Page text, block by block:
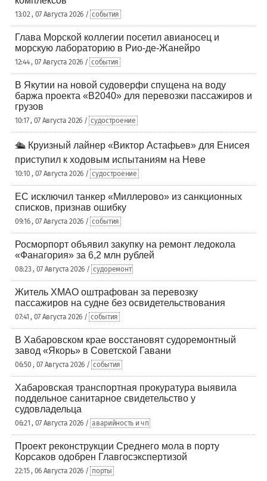
13:02 , 07 Августа 2026 / события
Глава Морской коллегии посетил авианосец и
морскую лабораторию в Рио-де-Жанейро
12:44 , 07 Августа 2026 / события
В Якутии на новой судоверфи спущена на воду
баржа проекта «В2040» для перевозки пассажиров и
грузов
10:17 , 07 Августа 2026 / судостроение
🛳️ Круизный лайнер «Виктор Астафьев» для Енисея
приступил к ходовым испытаниям на Неве
10:10 , 07 Августа 2026 / судостроение
ЕС исключил танкер «Миллерово» из санкционных
списков, признав ошибку
09:16 , 07 Августа 2026 / события
Росморпорт объявил закупку на ремонт ледокола
«Фанагория» за 6,2 млн рублей
08:23 , 07 Августа 2026 / судоремонт
Житель ХМАО оштрафован за перевозку
пассажиров на судне без освидетельствования
07:41 , 07 Августа 2026 / события
В Хабаровском крае восстановят судоремонтный
завод «Якорь» в Советской Гавани
06:50 , 07 Августа 2026 / события
Хабаровская транспортная прокуратура выявила
поддельное санитарное свидетельство у
судовладельца
06:21 , 07 Августа 2026 / аварийность и чп
Проект реконструкции Среднего мола в порту
Корсаков одобрен Главгосэкспертизой
22:15 , 06 Августа 2026 / порты